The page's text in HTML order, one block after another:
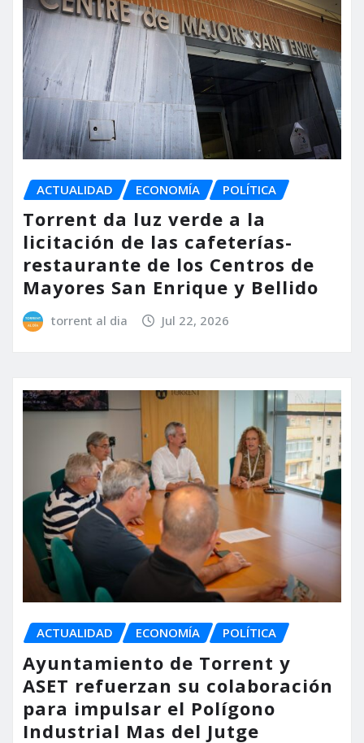
ACTUALIDAD ECONOMÍA POLÍTICA
Torrent da luz verde a la
licitación de las cafeterías-
restaurante de los Centros de
Mayores San Enrique y Bellido
torrent al dia Jul 22, 2026
ACTUALIDAD ECONOMÍA POLÍTICA
Ayuntamiento de Torrent y
ASET refuerzan su colaboración
para impulsar el Polígono
Industrial Mas del Jutge